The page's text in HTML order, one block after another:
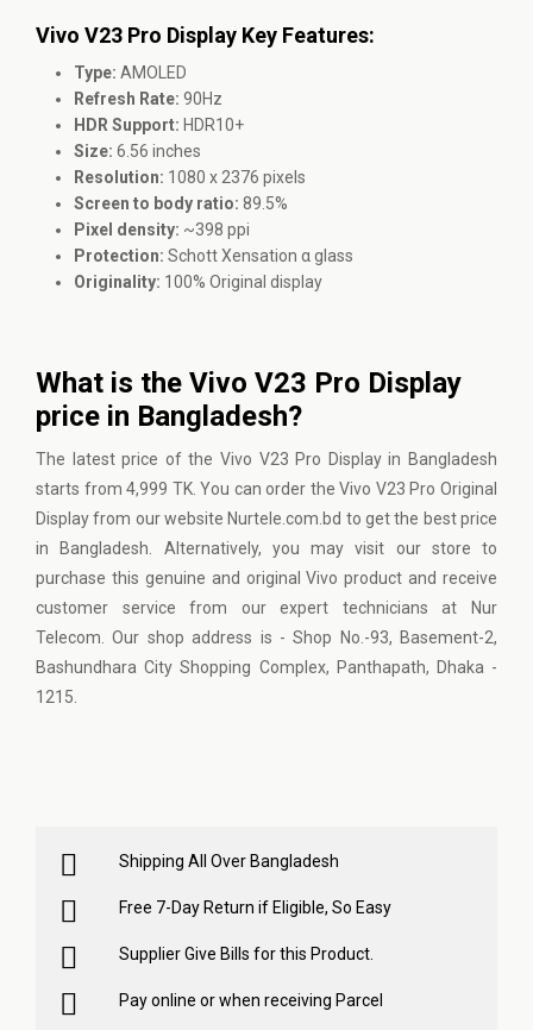
Vivo V23 Pro Display Key Features:
Type: AMOLED
Refresh Rate: 90Hz
HDR Support: HDR10+
Size: 6.56 inches
Resolution: 1080 x 2376 pixels
Screen to body ratio: 89.5%
Pixel density: ~398 ppi
Protection: Schott Xensation α glass
Originality: 100% Original display
What is the Vivo V23 Pro Display
price in Bangladesh?
The latest price of the Vivo V23 Pro Display in Bangladesh
starts from 4,999 TK. You can order the Vivo V23 Pro Original
Display from our website Nurtele.com.bd to get the best price
in Bangladesh. Alternatively, you may visit our store to
purchase this genuine and original Vivo product and receive
customer service from our expert technicians at Nur
Telecom. Our shop address is - Shop No.-93, Basement-2,
Bashundhara City Shopping Complex, Panthapath, Dhaka -
1215.
Shipping All Over Bangladesh
Free 7-Day Return if Eligible, So Easy
Supplier Give Bills for this Product.
Pay online or when receiving Parcel